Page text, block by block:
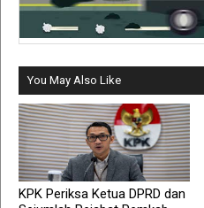
You May Also Like
KPK Periksa Ketua DPRD dan